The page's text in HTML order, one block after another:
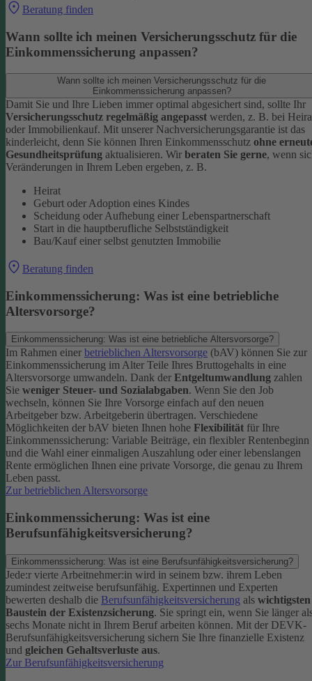
Beratung finden
Wann sollte ich meinen Versicherungsschutz für die
Einkommenssicherung anpassen?
Wann sollte ich meinen Versicherungsschutz für die
Einkommenssicherung anpassen?
Damit Sie und Ihre Lieben immer optimal abgesichert sind, sollte Ihr
Versicherungsschutz regelmäßig angepasst werden, z. B. bei
oder Immobilienkauf. Mit unserer Nachversicherungsgarantie ist das
kinderleicht, denn Sie können Ihren Einkommensschutz ohne
Gesundheitsprüfung aktualisieren. Wir beraten Sie gerne, wenn
Veränderungen in Ihrem Leben ergeben, z. B.
Heirat
Geburt oder Adoption eines Kindes
Scheidung oder Aufhebung einer Lebenspartnerschaft
Start in die hauptberufliche Selbstständigkeit
Bau/Kauf einer selbst genutzten Immobilie
Beratung finden
Einkommenssicherung: Was ist eine betriebliche
Altersvorsorge?
Einkommenssicherung: Was ist eine betriebliche Altersvorsorge?
Im Rahmen einer betrieblichen Altersvorsorge (bAV) können Sie zur
Einkommenssicherung im Alter Teile Ihres Bruttogehalts in eine
Altersvorsorge umwandeln. Dank der Entgeltumwandlung zahlen
Sie weniger Steuer- und Sozialabgaben. Wenn Sie den Job
wechseln, können Sie Ihre Vorsorge einfach auf den neuen
Arbeitgeber bzw. Arbeitgeberin übertragen. Verschiedene
Möglichkeiten der bAV bieten Ihnen hohe Flexibilität für Ihre
Einkommenssicherung: Variable Beiträge, ein flexibler Rentenbeginn
und die Wahl einer einmaligen Auszahlung oder einer lebenslangen
Rente ermöglichen Ihnen eine private Vorsorge, die genau zu Ihrem
Leben passt.
Zur betrieblichen Altersvorsorge
Einkommenssicherung: Was ist eine
Berufsunfähigkeitsversicherung?
Einkommenssicherung: Was ist eine Berufsunfähigkeitsversicherung?
Jede:r vierte Arbeitnehmer:in wird in seinem bzw. ihrem Leben
zumindest zeitweise berufsunfähig. Expertinnen und Experten
bewerten deshalb die Berufsunfähigkeitsversicherung als wichtigsten
Baustein der Existenzsicherung. Sie springt ein, wenn Sie länger
sechs Monate nicht in Ihrem Beruf arbeiten können. Mit der DEVK-
Berufsunfähigkeitsversicherung sichern Sie Ihre finanzielle Existenz
und gleichen Gehaltsverluste aus.
Zur Berufsunfähigkeitsversicherung